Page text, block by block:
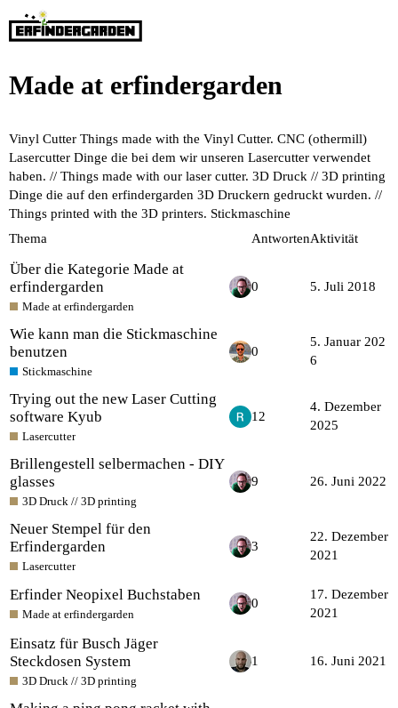
Made at erfindergarden
Vinyl Cutter Things made with the Vinyl Cutter. CNC (othermill)
Lasercutter Dinge die bei dem wir unseren Lasercutter verwendet
haben. // Things made with our laser cutter. 3D Druck // 3D printing
Dinge die auf den erfindergarden 3D Druckern gedruckt wurden. //
Things printed with the 3D printers. Stickmaschine
Thema
AntwortenAktivität
Über die Kategorie Made at
erfindergarden
Made at erfindergarden
0 5. Juli 2018
Wie kann man die Stickmaschine
benutzen
Stickmaschine
0
5. Januar 202
6
Trying out the new Laser Cutting
software Kyub
Lasercutter
12
4. Dezember
2025
Brillengestell selbermachen - DIY
glasses
3D Druck // 3D printing
9 26. Juni 2022
Neuer Stempel für den
Erfindergarden
Lasercutter
3
22. Dezember
2021
Erfinder Neopixel Buchstaben
Made at erfindergarden
0
17. Dezember
2021
Einsatz für Busch Jäger
Steckdosen System
3D Druck // 3D printing
1 16. Juni 2021